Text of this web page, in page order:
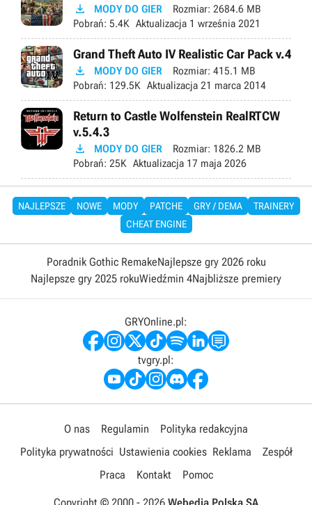
 MODY DO GIER Rozmiar: 2684.6 MB
Pobrań: 5.4K Aktualizacja 1 września 2021
Grand Theft Auto IV Realistic Car Pack v.4
 MODY DO GIER Rozmiar: 415.1 MB
Pobrań: 129.5K Aktualizacja 21 marca 2014
Return to Castle Wolfenstein RealRTCW
v.5.4.3
 MODY DO GIER Rozmiar: 1826.2 MB
Pobrań: 25K Aktualizacja 17 maja 2026
NAJLEPSZE NOWE MODY PATCHE GRY / DEMA
TRAINERY
CHEAT ENGINE
Poradnik Gothic RemakeNajlepsze gry 2026 roku
Najlepsze gry 2025 rokuWiedźmin 4Najbliższe premiery
GRYOnline.pl:
tvgry.pl:
O nas Regulamin
Polityka redakcyjna
Polityka prywatności Ustawienia cookies Reklama
Zespół
Praca
Kontakt Pomoc
Copyright © 2000 - 2026 Webedia Polska SA